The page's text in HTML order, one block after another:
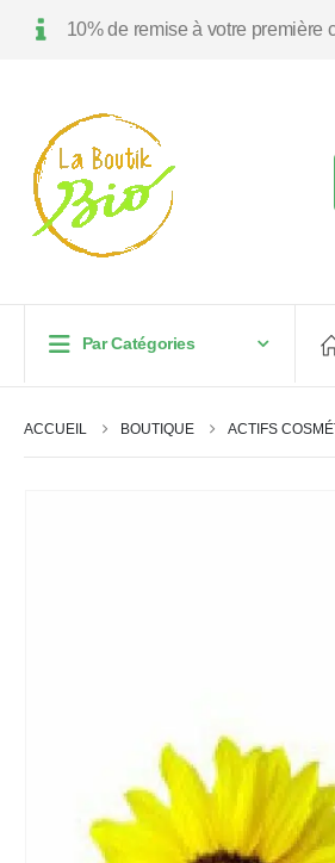
10% de remise à votre première
Par Catégories
ACCUEIL BOUTIQUE ACTIFS